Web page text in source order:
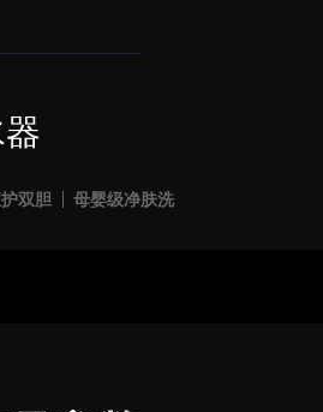
双胆 母婴级净肤洗